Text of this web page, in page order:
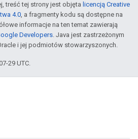
treść tej strony jest objęta licencją Creative
4.0, a fragmenty kodu są dostępne na
informacje na ten temat zawierają
Developers. Java jest zastrzeżonym
i jej podmiotów stowarzyszonych.
29 UTC.